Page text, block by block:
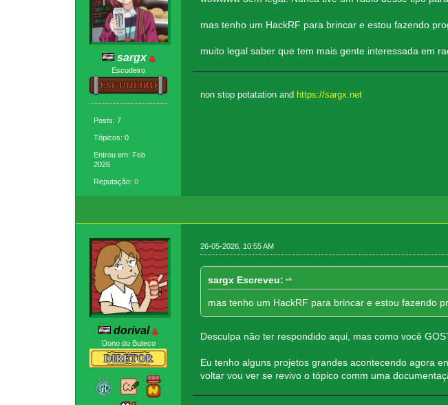
sargx
Escudeiro
Posts: 7
Tópicos: 0
Entrou em: Feb
2026
Reputação:0
mas tenho um HackRF para brincar e estou fazendo
muito legal saber que tem mais gente interessada em
non stop potatation and https://sargx.net
dorival
Dono do Buteco
26-05-2026, 10:55 AM
sargx Escreveu:
mas tenho um HackRF para brincar e estou fazendo
Desculpa não ter respondido aqui, mas como você
Eu tenho alguns projetos grandes acontecendo agora
voltar vou ver se revivo o tópico comm uma